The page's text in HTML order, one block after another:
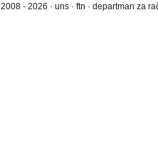
2008 - 2026 · uns · ftn · departman za